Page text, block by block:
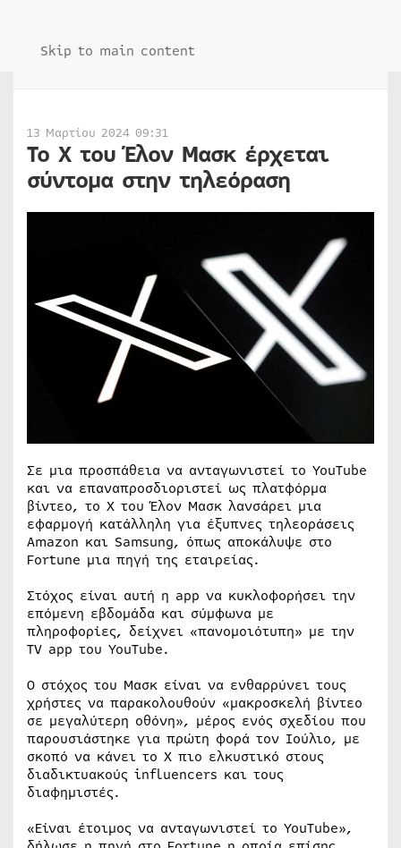
Skip to main content
13 Μαρτίου 2024 09:31
To Χ του Έλον Μασκ έρχεται
σύντομα στην τηλεόραση
Σε μια προσπάθεια να ανταγωνιστεί το YouTube
και να επαναπροσδιοριστεί ως πλατφόρμα
βίντεο, το X του Έλον Μασκ λανσάρει μια
εφαρμογή κατάλληλη για έξυπνες τηλεοράσεις
Amazon και Samsung, όπως αποκάλυψε στο
Fortune μια πηγή της εταιρείας.
Στόχος είναι αυτή η app να κυκλοφορήσει την
επόμενη εβδομάδα και σύμφωνα με
πληροφορίες, δείχνει «πανομοιότυπη» με την
TV app του YouTube.
Ο στόχος του Μασκ είναι να ενθαρρύνει τους
χρήστες να παρακολουθούν «μακροσκελή βίντεο
σε μεγαλύτερη οθόνη», μέρος ενός σχεδίου που
παρουσιάστηκε για πρώτη φορά τον Ιούλιο, με
σκοπό να κάνει το X πιο ελκυστικό στους
διαδικτυακούς influencers και τους
διαφημιστές.
«Είναι έτοιμος να ανταγωνιστεί το YouTube»,